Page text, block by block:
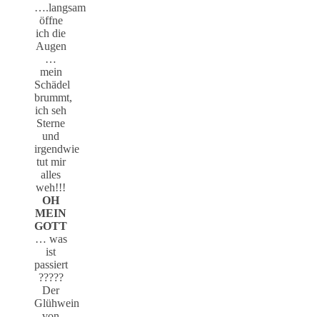
….langsam
öffne
ich die
Augen
…
mein
Schädel
brummt,
ich seh
Sterne
und
irgendwie
tut mir
alles
weh!!!
OH
MEIN
GOTT
… was
ist
passiert
?????
Der
Glühwein